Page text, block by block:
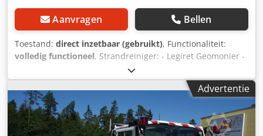
Aanvragen Bellen
Toestand: direct inzetbaar (gebruikt), Functionaliteit:
volledig functioneel, Strandreiniger: - Legiret Geomonier -
Type 028L - Getrokken uitvoering Dwjdot Rgknopfx Ahqja -
Voor aanbouw aan tractor - Volledig verzinkt - Werkbreedte
250 cm - Zwenkwielen - Hark - Zeef Ontvang alle nieuw
geplaatste voertuigen per e-mail – schrijf u in voor onze
NIEUWSBRIEF! Fouten en vergissingen voorbehouden,
tussentijdse verkoop mogelijk!
Advertentie